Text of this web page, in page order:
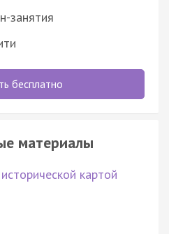
занятия
бесплатно
материалы
картой